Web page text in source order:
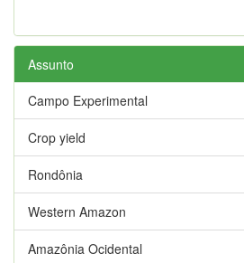
Assunto
Campo Experimental
Crop yield
Rondônia
Western Amazon
Amazônia Ocidental